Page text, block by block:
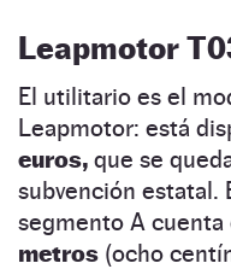
Leapmotor
El utilitario es el
Leapmotor: está
euros, que se
subvención estatal.
segmento A cuenta
metros (ocho